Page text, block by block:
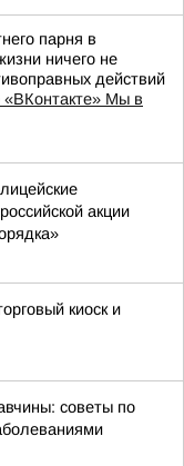
парня в
ничего не
действий
Мы в
акции
киоск и
советы по